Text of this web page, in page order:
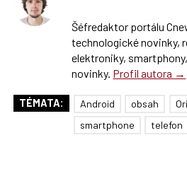
Šéfredaktor portálu
technologické novinky,
elektroniky,
novinky. Profil autora →
TÉMATA: Android obsah
smartphone
telefon